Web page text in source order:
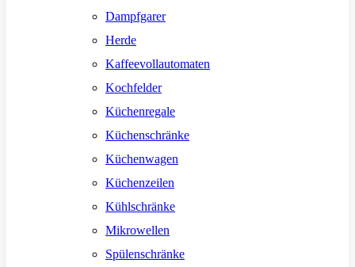
Dampfgarer
Herde
Kaffeevollautomaten
Kochfelder
Küchenregale
Küchenschränke
Küchenwagen
Küchenzeilen
Kühlschränke
Mikrowellen
Spülenschränke